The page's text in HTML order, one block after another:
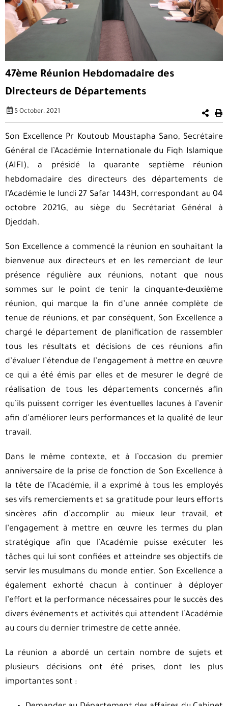
47ème Réunion Hebdomadaire des
Directeurs de Départements
5 October، 2021
Son Excellence Pr Koutoub Moustapha Sano, Secrétaire
Général de l’Académie Internationale du Fiqh Islamique
(AIFI), a présidé la quarante septième réunion
hebdomadaire des directeurs des départements de
l’Académie le lundi 27 Safar 1443H, correspondant au 04
octobre 2021G, au siège du Secrétariat Général à
Djeddah.
Son Excellence a commencé la réunion en souhaitant la
bienvenue aux directeurs et en les remerciant de leur
présence régulière aux réunions, notant que nous
sommes sur le point de tenir la cinquante-deuxième
réunion, qui marque la fin d’une année complète de
tenue de réunions, et par conséquent, Son Excellence a
chargé le département de planification de rassembler
tous les résultats et décisions de ces réunions afin
d’évaluer l’étendue de l’engagement à mettre en œuvre
ce qui a été émis par elles et de mesurer le degré de
réalisation de tous les départements concernés afin
qu’ils puissent corriger les éventuelles lacunes à l’avenir
afin d’améliorer leurs performances et la qualité de leur
travail.
Dans le même contexte, et à l’occasion du premier
anniversaire de la prise de fonction de Son Excellence à
la tête de l’Académie, il a exprimé à tous les employés
ses vifs remerciements et sa gratitude pour leurs efforts
sincères afin d’accomplir au mieux leur travail, et
l’engagement à mettre en œuvre les termes du plan
stratégique afin que l’Académie puisse exécuter les
tâches qui lui sont confiées et atteindre ses objectifs de
servir les musulmans du monde entier. Son Excellence a
également exhorté chacun à continuer à déployer
l’effort et la performance nécessaires pour le succès des
divers événements et activités qui attendent l’Académie
au cours du dernier trimestre de cette année.
La réunion a abordé un certain nombre de sujets et
plusieurs décisions ont été prises, dont les plus
importantes sont :